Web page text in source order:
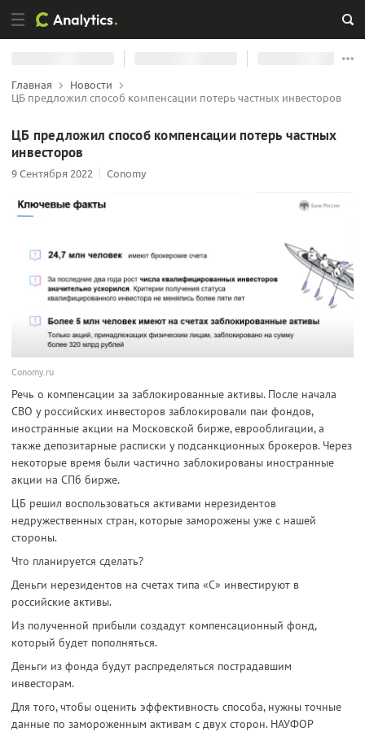
Главная
Новости
ЦБ предложил способ компенсации потерь частных инвесторов
ЦБ предложил способ компенсации потерь частных
инвесторов
9 Сентября 2022 Conomy
Conomy.ru
Речь о компенсации за заблокированные активы. После начала
СВО у российских инвесторов заблокировали паи фондов,
иностранные акции на Московской бирже, еврооблигации, а
также депозитарные расписки у подсанкционных брокеров. Через
некоторые время были частично заблокированы иностранные
акции на СПб бирже.
ЦБ решил воспользоваться активами нерезидентов
недружественных стран, которые заморожены уже с нашей
стороны.
Что планируется сделать?
Деньги нерезидентов на счетах типа «С» инвестируют в
российские активы.
Из полученной прибыли создадут компенсационный фонд,
который будет пополняться.
Деньги из фонда будут распределяться пострадавшим
инвесторам.
Для того, чтобы оценить эффективность способа, нужны точные
данные по замороженным активам с двух сторон. НАУФОР